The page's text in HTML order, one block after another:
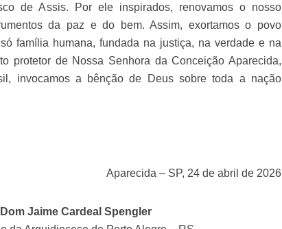
de Assis. Por ele inspirados, renovamos o nosso
da paz e do bem. Assim, exortamos o povo
família humana, fundada na justiça, na verdade e na
protetor de Nossa Senhora da Conceição Aparecida,
invocamos a bênção de Deus sobre toda a nação
Aparecida – SP, 24 de abril de 2026
Dom Jaime Cardeal Spengler